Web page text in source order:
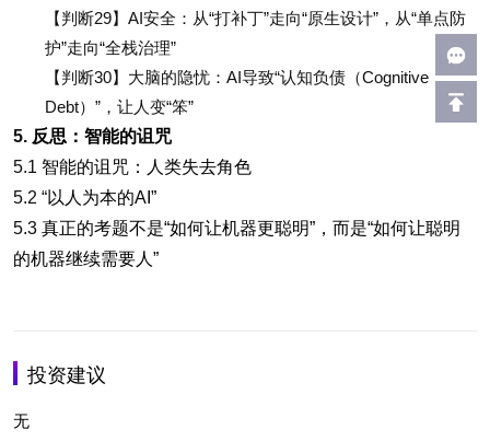
【判断29】AI安全：从“打补丁”走向“原生设计”，从“单点防
护”走向“全栈治理”
【判断30】大脑的隐忧：AI导致“认知负债（Cognitive
Debt）”，让人变“笨”
5. 反思：智能的诅咒
5.1 智能的诅咒：人类失去角色
5.2 “以人为本的AI”
5.3 真正的考题不是“如何让机器更聪明”，而是“如何让聪明
的机器继续需要人”
投资建议
无